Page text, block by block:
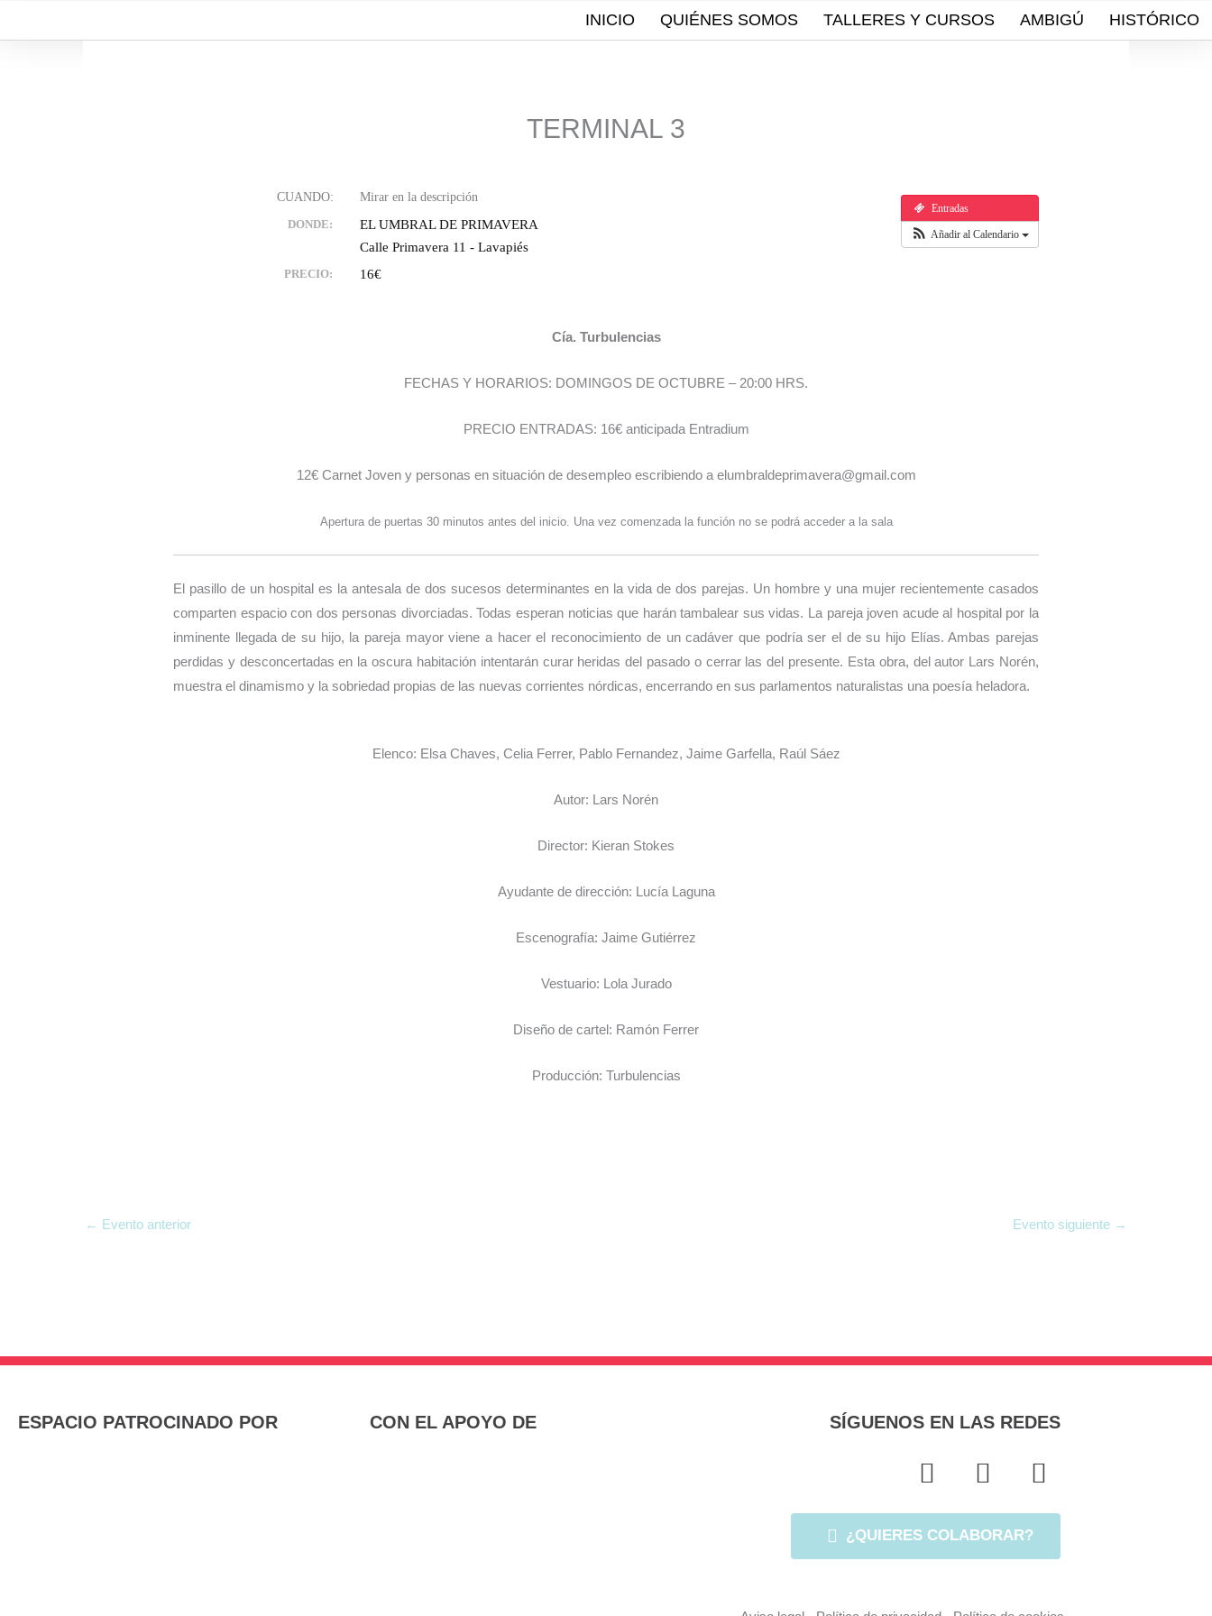
INICIO QUIÉNES SOMOS TALLERES Y CURSOS AMBIGÚ HISTÓRICO
TERMINAL 3
Entradas
Añadir al Calendario
DONDE:
EL UMBRAL DE PRIMAVERA
Calle Primavera 11 - Lavapiés
PRECIO: 16€
Cía. Turbulencias
FECHAS Y HORARIOS: DOMINGOS DE OCTUBRE – 20:00 HRS.
PRECIO ENTRADAS: 16€ anticipada Entradium
12€ Carnet Joven y personas en situación de desempleo escribiendo a elumbraldeprimavera@gmail.com
Apertura de puertas 30 minutos antes del inicio. Una vez comenzada la función no se podrá acceder a la sala
El pasillo de un hospital es la antesala de dos sucesos determinantes en la vida de dos parejas. Un hombre y una mujer recientemente casados
comparten espacio con dos personas divorciadas. Todas esperan noticias que harán tambalear sus vidas. La pareja joven acude al hospital por la
inminente llegada de su hijo, la pareja mayor viene a hacer el reconocimiento de un cadáver que podría ser el de su hijo Elías. Ambas parejas
perdidas y desconcertadas en la oscura habitación intentarán curar heridas del pasado o cerrar las del presente. Esta obra, del autor Lars Norén,
muestra el dinamismo y la sobriedad propias de las nuevas corrientes nórdicas, encerrando en sus parlamentos naturalistas una poesía heladora.
Elenco: Elsa Chaves, Celia Ferrer, Pablo Fernandez, Jaime Garfella, Raúl Sáez
Autor: Lars Norén
Director: Kieran Stokes
Ayudante de dirección: Lucía Laguna
Escenografía: Jaime Gutiérrez
Vestuario: Lola Jurado
Diseño de cartel: Ramón Ferrer
Producción: Turbulencias
← Evento anterior Evento siguiente →
ESPACIO PATROCINADO POR CON EL APOYO DE SÍGUENOS EN LAS REDES
F
a
c
e
T
w
i
t
I
n
s
¿QUIERES COLABORAR?